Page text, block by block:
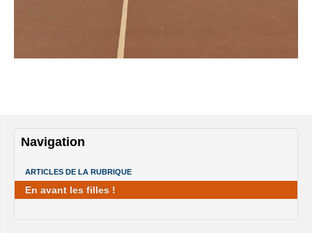
Navigation
ARTICLES DE LA RUBRIQUE
En avant les filles !